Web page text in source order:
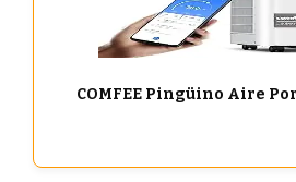
COMFEE Pingüino Aire